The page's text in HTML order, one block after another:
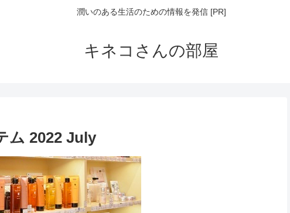
潤いのある生活のための情報を発信 [PR]
キネコさんの部屋
ム 2022 July